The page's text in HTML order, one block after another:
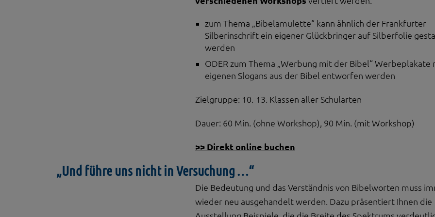
zum Thema „Bibelamulette“ kann ähnlich der Frankfurter
Silberinschrift ein eigener Glückbringer auf Silberfolie
werden
ODER zum Thema „Werbung mit der Bibel“ Werbeplakate
eigenen Slogans aus der Bibel entworfen werden
Zielgruppe: 10.-13. Klassen aller Schularten
Dauer: 60 Min. (ohne Workshop), 90 Min. (mit Workshop)
>> Direkt online buchen
„Und führe uns nicht in Versuchung …“
Die Bedeutung und das Verständnis von Bibelworten muss
wieder neu ausgehandelt werden. Dazu präsentiert Ihnen die